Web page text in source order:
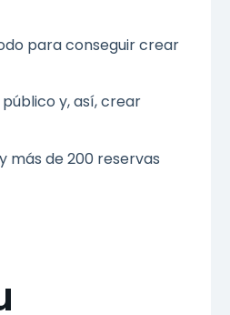
para conseguir crear
y, así, crear
más de 200 reservas